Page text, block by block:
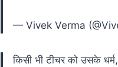
— Vivek Verma
किसी भी टीचर को उसके